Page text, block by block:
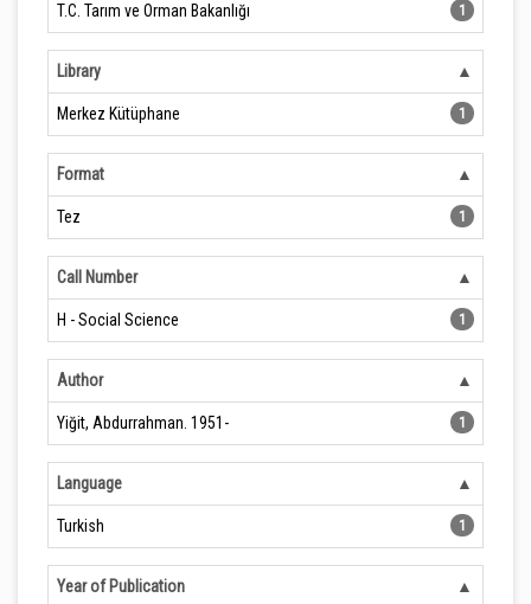
T.C. Tarım ve Orman Bakanlığı 1
Library
Merkez Kütüphane 1
Format
Tez 1
Call Number
H - Social Science 1
Author
Yiğit, Abdurrahman. 1951- 1
Language
Turkish 1
Year of Publication